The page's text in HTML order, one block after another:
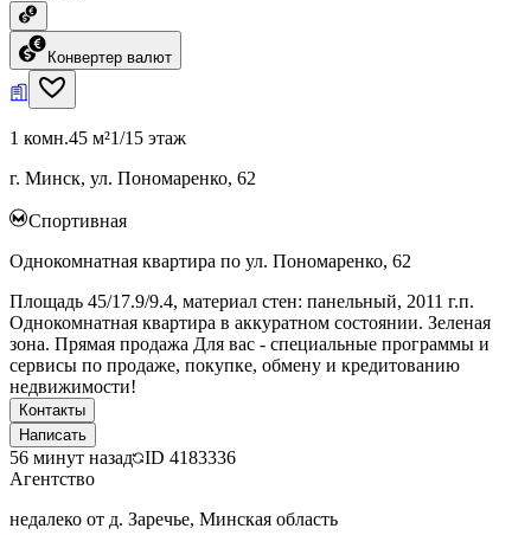
Конвертер валют
1 комн.45 м²1/15 этаж
г. Минск, ул. Пономаренко, 62
Спортивная
Однокомнатная квартира по ул. Пономаренко, 62
Площадь 45/17.9/9.4, материал стен: панельный, 2011 г.п.
Однокомнатная квартира в аккуратном состоянии. Зеленая
зона. Прямая продажа Для вас - специальные программы и
сервисы по продаже, покупке, обмену и кредитованию
недвижимости!
Контакты
Написать
56 минут назад ID 4183336
Агентство
недалеко от д. Заречье, Минская область